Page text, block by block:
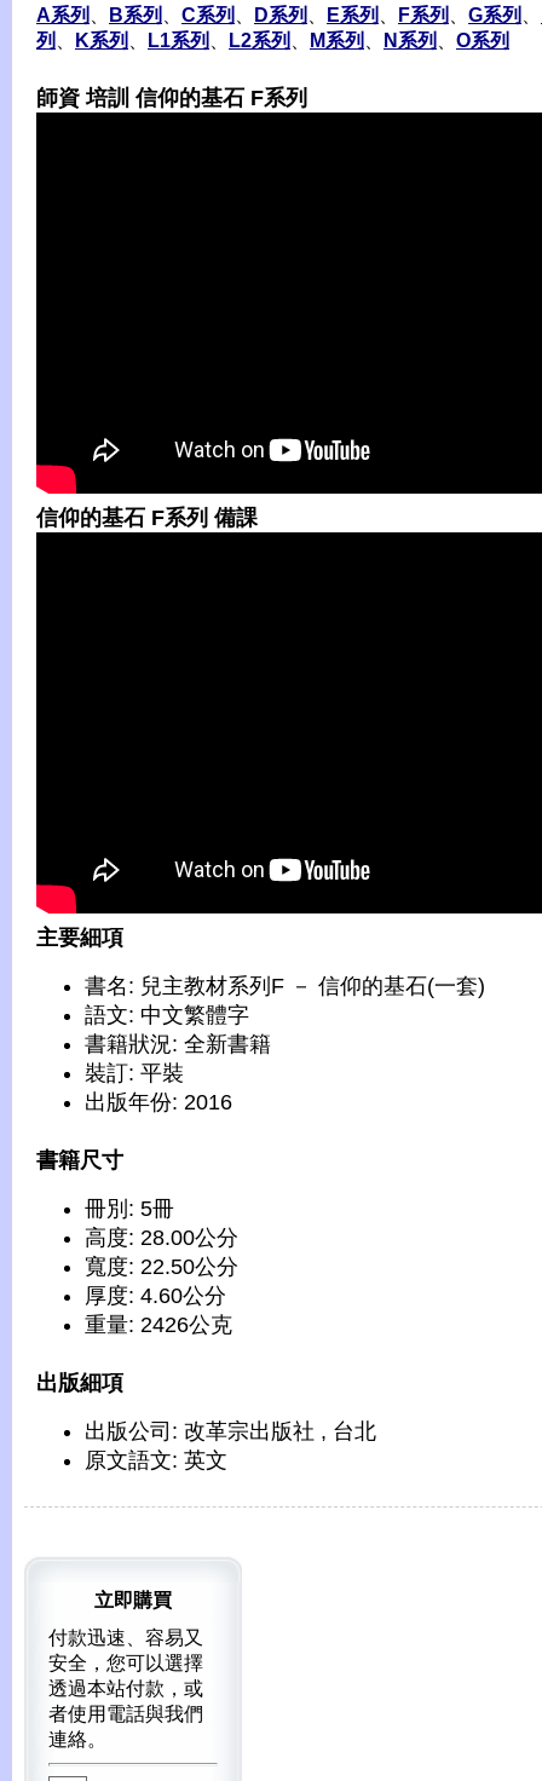
A系列 B系列 C系列 D系列 E系列 F系列 G系列
列
K系列 L1系列 L2系列 M系列 N系列 O系列
師資 培訓 信仰的基石 F系列
信仰的基石 F系列 備課
主要細項
書名: 兒主教材系列F － 信仰的基石(一套)
語文: 中文繁體字
書籍狀況: 全新書籍
裝訂: 平裝
出版年份: 2016
書籍尺寸
冊別: 5冊
高度: 28.00公分
寬度: 22.50公分
厚度: 4.60公分
重量: 2426公克
出版細項
出版公司: 改革宗出版社 , 台北
原文語文: 英文
立即購買
付款迅速、容易又
安全，您可以選擇
透過本站付款，或
者使用電話與我們
連絡。